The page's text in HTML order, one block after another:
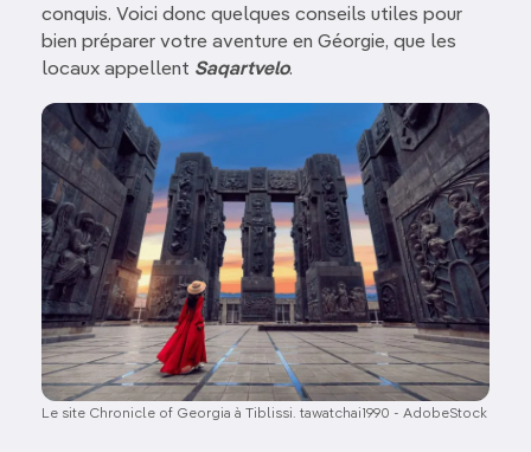
conquis. Voici donc quelques conseils utiles pour
bien préparer votre aventure en Géorgie, que les
locaux appellent Saqartvelo.
Image
Le site Chronicle of Georgia à Tiblissi. tawatchai1990 - AdobeStock